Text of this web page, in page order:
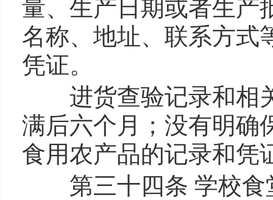
量、生产日期或者生产
名称、地址、联系方式
凭证。
进货查验记录和相关
满后六个月；没有明确
食用农产品的记录和凭
第三十四条 学校食